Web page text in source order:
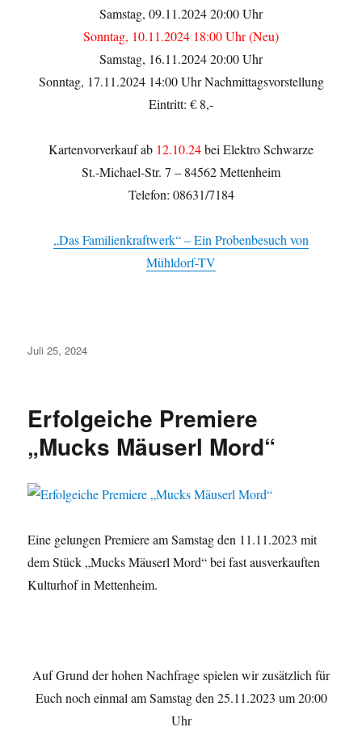
Samstag, 09.11.2024 20:00 Uhr
Sonntag, 10.11.2024 18:00 Uhr (Neu)
Samstag, 16.11.2024 20:00 Uhr
Sonntag, 17.11.2024 14:00 Uhr Nachmittagsvorstellung
Eintritt: € 8,-
Kartenvorverkauf ab 12.10.24bei Elektro Schwarze
St.-Michael-Str. 7 – 84562 Mettenheim
Telefon: 08631/7184
„Das Familienkraftwerk“ – Ein Probenbesuch von
Mühldorf-TV
Veröffentlicht
Juli 25, 2024
Erfolgeiche Premiere
„Mucks Mäuserl Mord“
Eine gelungen Premiere am Samstag den 11.11.2023 mit
dem Stück „Mucks Mäuserl Mord“ bei fast ausverkauften
Kulturhof in Mettenheim.
Auf Grund der hohen Nachfrage spielen wir zusätzlich für
Euch noch einmal am Samstag den 25.11.2023 um 20:00
Uhr